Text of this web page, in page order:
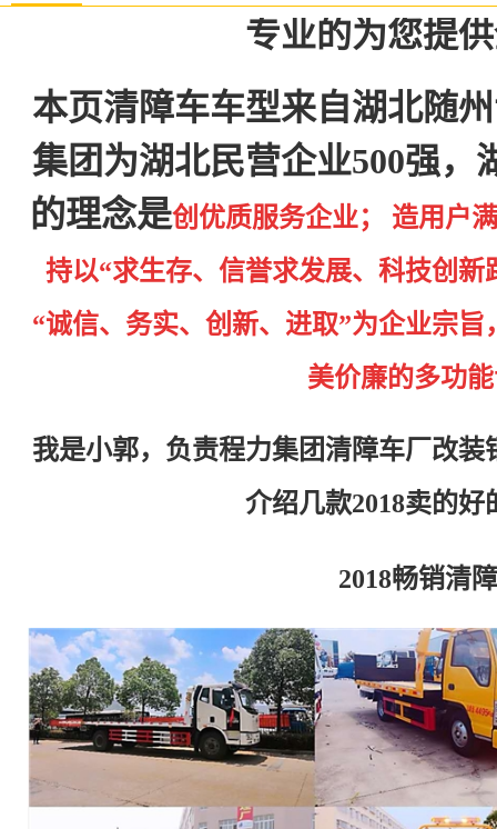
专业的为您提
本页清障车车型来自湖北随
集团为湖北民营企业500强，
的理念是创优质服务企业； 造用户
持以“求生存、信誉求发展、科技创
“诚信、务实、创新、进取”为企业宗
美价廉的多功
我是小郭，负责程力集团清障车厂改
介绍几款2018卖的好
2018畅销清